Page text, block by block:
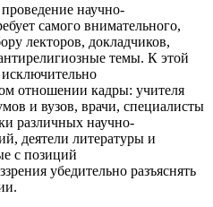
научно-
самого внимательного,
лекторов, докладчиков,
темы. К этой
отношении кадры: учителя
и вузов, врачи, специалисты
различных научно-
деятели литературы и
с позиций
убедительно разъяснять